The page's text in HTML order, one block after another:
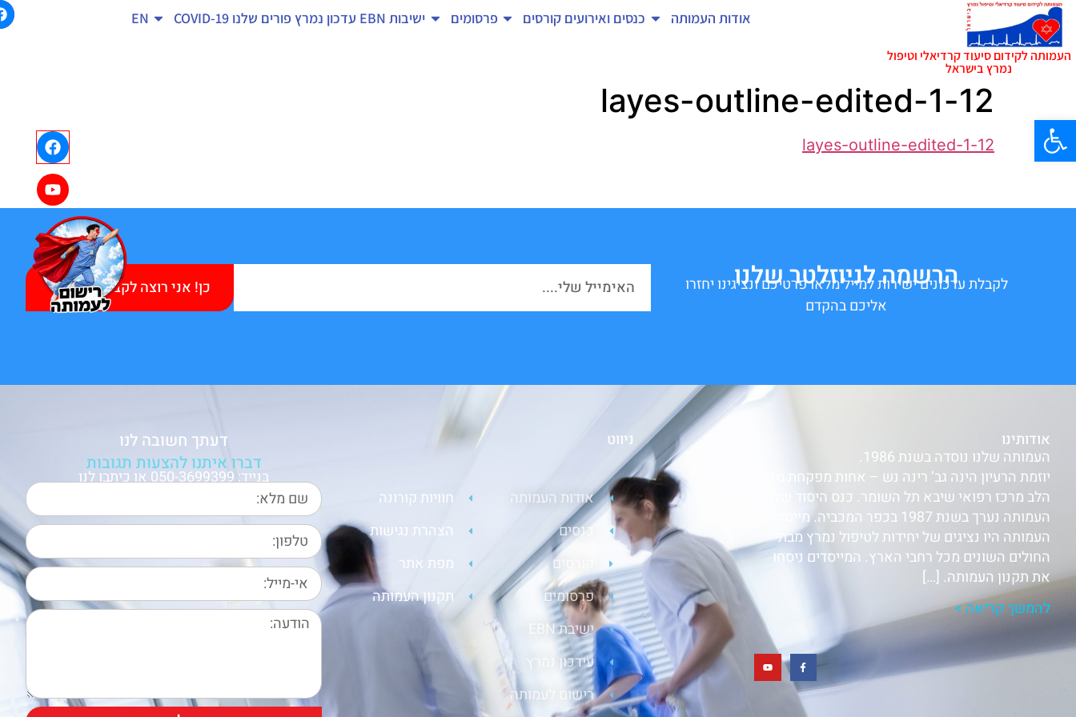
פתח סרגל נגישות
העמותה לקידום סיעוד קרדיאלי וטיפול
נמרץ בישראל
אודות העמותה כנסים ואירועים קורסים פרסומים ישיבות EBN עדכון נמרץ פורים שלנו COVID-19
EN
12-layes-outline-edited-1
12-layes-outline-edited-1
הרשמה לניוזלטר שלנו
לקבלת עדכונים ישירות למייל מלאו פרטיכם ונציגינו יחזרו
אליכם בהקדם
כן! אני רוצה לקבל עידכונים
אודותינו
העמותה שלנו נוסדה בשנת 1986.
יוזמת הרעיון הינה גב’ רינה נש – אחות מפקחת מכון
הלב מרכז רפואי שיבא תל השומר. כנס היסוד של
העמותה נערך בשנת 1987 בכפר המכביה. מייסדי
העמותה היו נציגים של יחידות לטיפול נמרץ מבתי
החולים השונים מכל רחבי הארץ. המייסדים ניסחו
את תקנון העמותה. […]
להמשך קריאה >
ניווט
אודות העמותה
כנסים
קורסים
פרסומים
ישיבת EBN
עידכון נמרץ
רישום לעמותה
חוויות קורונה
הצהרת נגישות
מפת אתר
תקנון העמותה
דעתך חשובה לנו
דברו איתנו להצעות תגובות
בנייד: 050-3699399 או כיתבו לנו